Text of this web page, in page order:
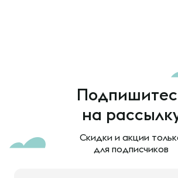
на
Скидки и акции
для подписчиков